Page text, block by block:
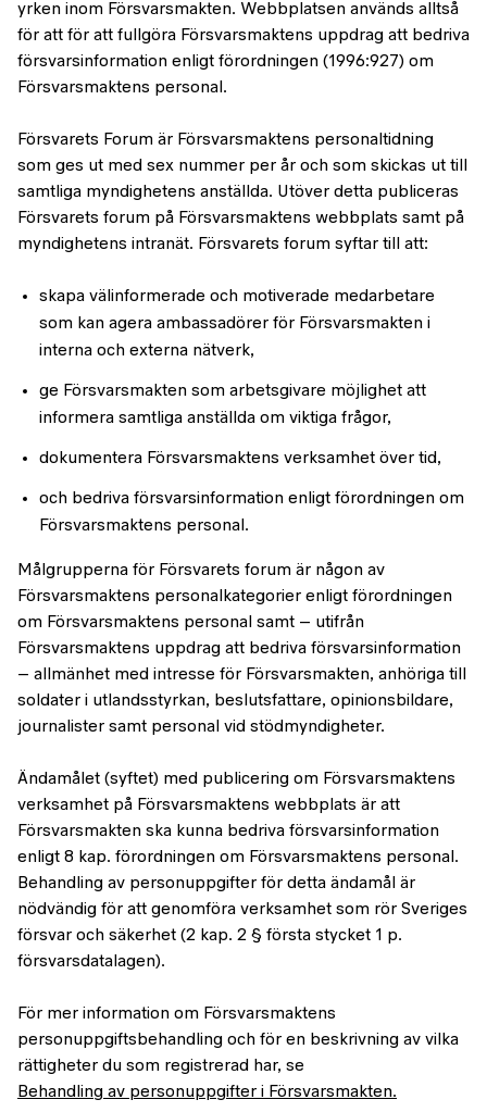
yrken inom Försvarsmakten. Webbplatsen används alltså
för att för att fullgöra Försvarsmaktens uppdrag att bedriva
försvarsinformation enligt förordningen (1996:927) om
Försvarsmaktens personal.
Försvarets Forum är Försvarsmaktens personaltidning
som ges ut med sex nummer per år och som skickas ut till
samtliga myndighetens anställda. Utöver detta publiceras
Försvarets forum på Försvarsmaktens webbplats samt på
myndighetens intranät. Försvarets forum syftar till att:
skapa välinformerade och motiverade medarbetare
som kan agera ambassadörer för Försvarsmakten i
interna och externa nätverk,
ge Försvarsmakten som arbetsgivare möjlighet att
informera samtliga anställda om viktiga frågor,
dokumentera Försvarsmaktens verksamhet över tid,
och bedriva försvarsinformation enligt förordningen om
Försvarsmaktens personal.
Målgrupperna för Försvarets forum är någon av
Försvarsmaktens personalkategorier enligt förordningen
om Försvarsmaktens personal samt – utifrån
Försvarsmaktens uppdrag att bedriva försvarsinformation
– allmänhet med intresse för Försvarsmakten, anhöriga till
soldater i utlandsstyrkan, beslutsfattare, opinionsbildare,
journalister samt personal vid stödmyndigheter.
Ändamålet (syftet) med publicering om Försvarsmaktens
verksamhet på Försvarsmaktens webbplats är att
Försvarsmakten ska kunna bedriva försvarsinformation
enligt 8 kap. förordningen om Försvarsmaktens personal.
Behandling av personuppgifter för detta ändamål är
nödvändig för att genomföra verksamhet som rör Sveriges
försvar och säkerhet (2 kap. 2 § första stycket 1 p.
försvarsdatalagen).
För mer information om Försvarsmaktens
personuppgiftsbehandling och för en beskrivning av vilka
rättigheter du som registrerad har, se
Behandling av personuppgifter i Försvarsmakten.